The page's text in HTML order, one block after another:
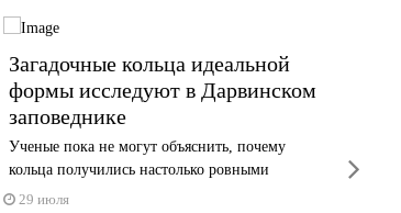
Загадочные кольца идеальной
формы исследуют в Дарвинском
заповеднике
Ученые пока не могут объяснить, почему
кольца получились настолько ровными
29 июля